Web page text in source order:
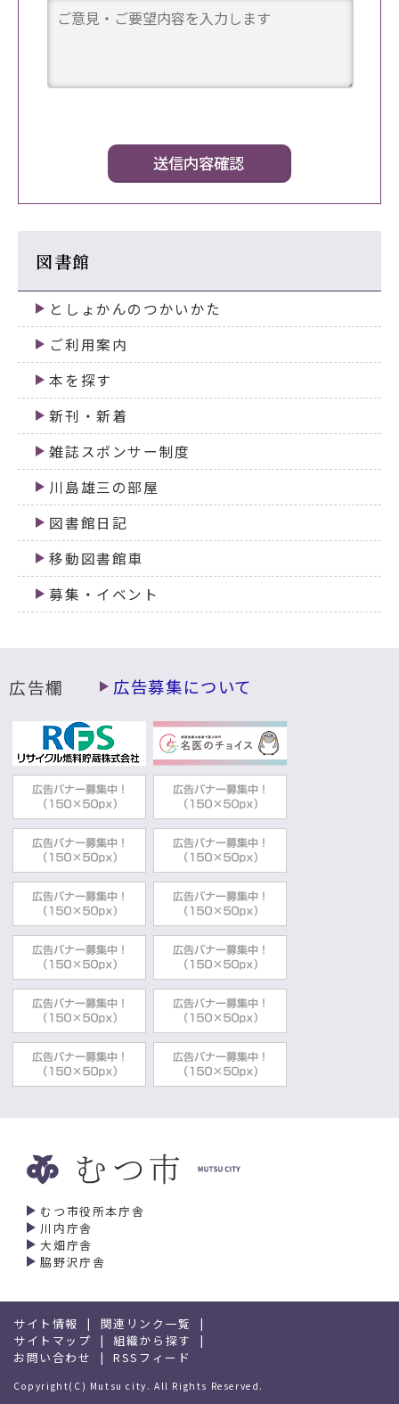
図書館
としょかんのつかいかた
ご利用案内
本を探す
新刊・新着
雑誌スポンサー制度
川島雄三の部屋
図書館日記
移動図書館車
募集・イベント
広告欄 広告募集について
むつ市役所本庁舎
川内庁舎
大畑庁舎
脇野沢庁舎
サイト情報
関連リンク一覧
サイトマップ
組織から探す
お問い合わせ
RSSフィード
Copyright(C) Mutsu city. All Rights Reserved.